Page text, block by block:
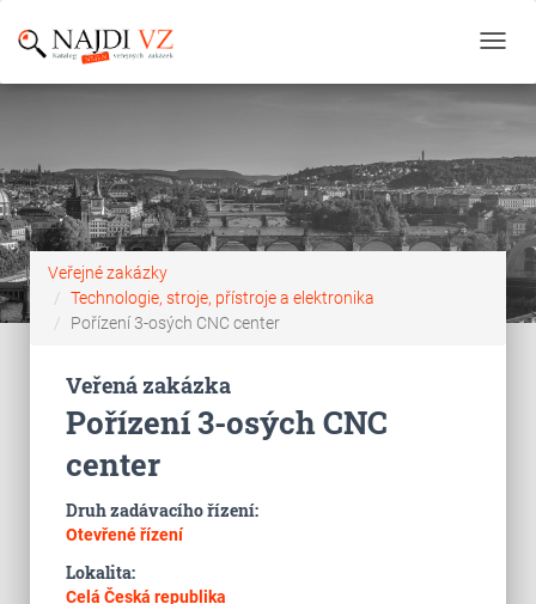
Veřejné zakázky
Technologie, stroje, přístroje a elektronika
Pořízení 3-osých CNC center
Veřená zakázka
Pořízení 3-osých CNC
center
Druh zadávacího řízení:
Otevřené řízení
Lokalita:
Celá Česká republika